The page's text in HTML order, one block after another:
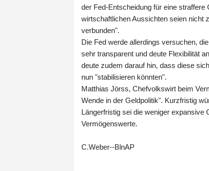
der Fed-Entscheidung für eine
wirtschaftlichen Aussichten seien nicht
verbunden".
Die Fed werde allerdings versuchen,
sehr transparent und deute Flexibilität
deute zudem darauf hin, dass diese
nun "stabilisieren könnten".
Matthias Jörss, Chefvolkswirt beim
Wende in der Geldpolitik". Kurzfristig
Längerfristig sei die weniger expansive
Vermögenswerte.
C.Weber--BlnAP